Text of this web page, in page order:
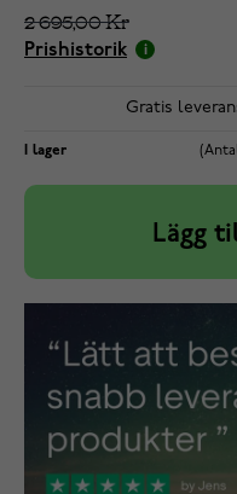
2 695,00 Kr
Prishistorik
Gratis
I lager
Lägg